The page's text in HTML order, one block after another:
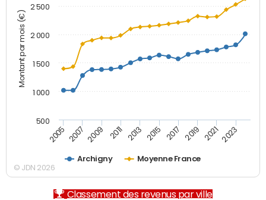
Montant par mois (€)
Archigny Moyenne France
2005 2007 2009 2011 2013 2015 2017 2019 2021 2023
500
1 000
1 500
2 000
2 500
© JDN 2026
Classement des revenus par ville